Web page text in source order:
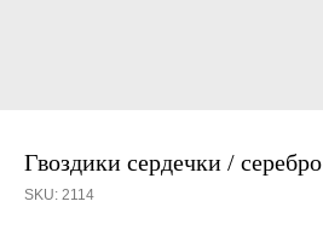
Гвоздики сердечки / серебро
SKU: 2114